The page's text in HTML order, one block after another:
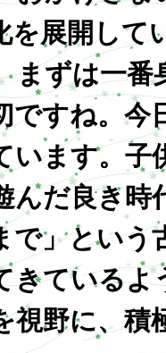
を展開して
まずは一番
ですね。今
います。子
んだ良き時
で」という
きているよ
視野に、積